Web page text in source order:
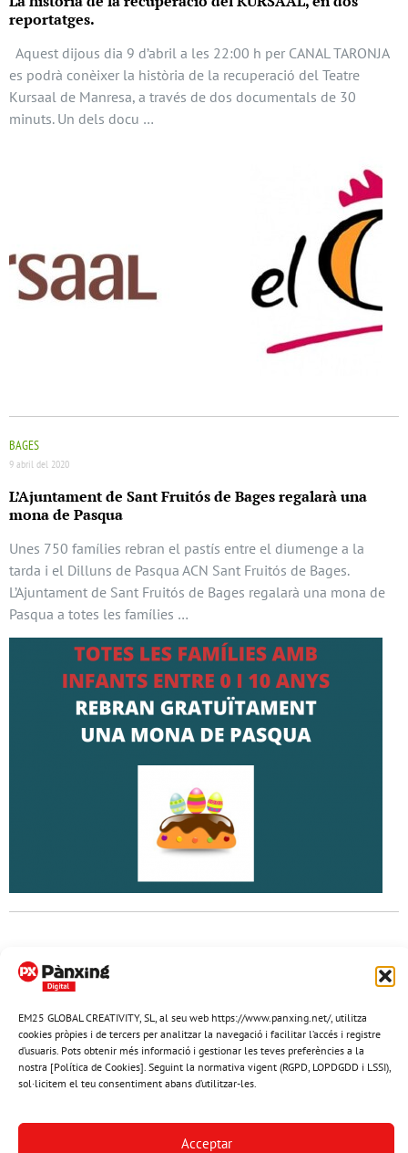
EM25 GLOBAL CREATIVITY, SL, al seu web https://www.panxing.net/, utilitza
cookies pròpies i de tercers per analitzar la navegació i facilitar l’accés i registre
d’usuaris. Pots obtenir més informació i gestionar les teves preferències a la
nostra [Política de Cookies]. Seguint la normativa vigent (RGPD, LOPDGDD i LSSI),
sol·licitem el teu consentiment abans d’utilitzar-les.
Acceptar
reportatges.
Aquest dijous dia 9 d’abril a les 22:00 h per CANAL TARONJA
es podrà conèixer la història de la recuperació del Teatre
Kursaal de Manresa, a través de dos documentals de 30
minuts. Un dels docu …
BAGES
9 abril del 2020
L’Ajuntament de Sant Fruitós de Bages regalarà una
mona de Pasqua
Unes 750 famílies rebran el pastís entre el diumenge a la
tarda i el Dilluns de Pasqua ACN Sant Fruitós de Bages.
L’Ajuntament de Sant Fruitós de Bages regalarà una mona de
Pasqua a totes les famílies …
Anterior 1 Següent
Newsletter Pànxing
Subscriu-te per rebre per correu el butlletí gratuït de Pànxing.net​
Envia-me'l